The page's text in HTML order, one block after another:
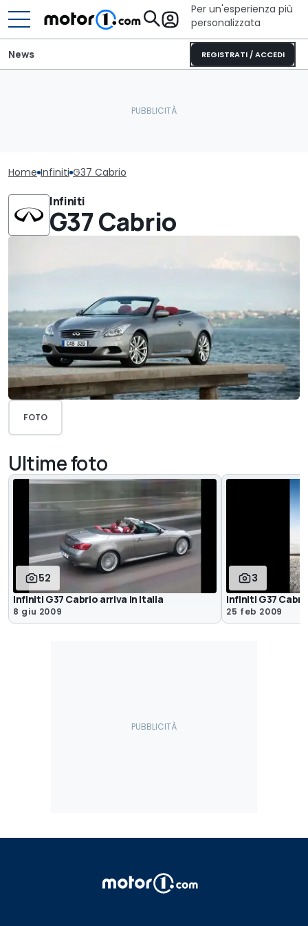
Per un'esperienza più
personalizzata
REGISTRATI / ACCEDI
News
Home Infiniti G37 Cabrio
Infiniti
G37 Cabrio
FOTO
Ultime foto
52
Infiniti G37 Cabrio arriva in Italia
8 giu 2009
3
Infiniti G37
25 feb 2009